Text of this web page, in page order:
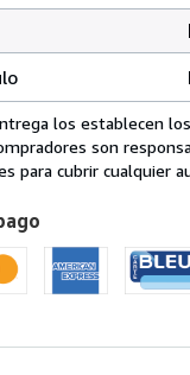
los establecen
son
para cubrir cualquier